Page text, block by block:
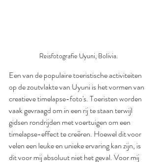
Reisfotografie Uyuni, Bolivia.
Een van de populaire toeristische activiteiten
op de zoutvlakte van Uyuni is het vormen van
creatieve timelapse-foto's. Toeristen worden
vaak gevraagd om in een rij te staan terwijl
gidsen rondrijden met voertuigen om een ​​
timelapse-effect te creëren. Hoewel dit voor
velen een leuke en unieke ervaring kan zijn, is
dit voor mij absoluut niet het geval. Voor mij